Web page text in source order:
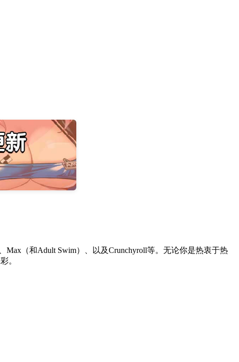
（和Adult Swim）、以及Crunchyroll等。无论你是热衷于热
。